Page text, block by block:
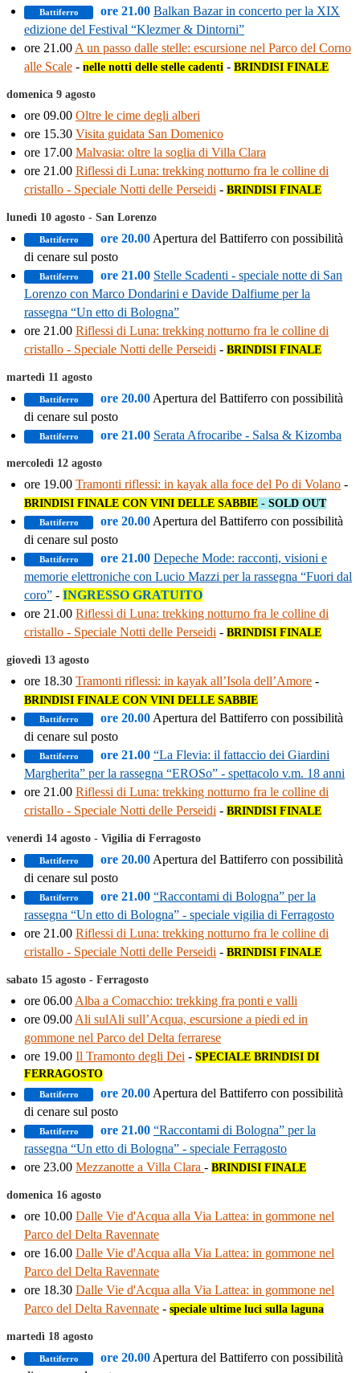
Battiferro ore 21.00 Balkan Bazar in concerto per la XIX
edizione del Festival “Klezmer & Dintorni”
ore 21.00 A un passo dalle stelle: escursione nel Parco del Corno
alle Scale - nelle notti delle stelle cadenti - BRINDISI FINALE
domenica 9 agosto
ore 09.00 Oltre le cime degli alberi
ore 15.30 Visita guidata San Domenico
ore 17.00 Malvasia: oltre la soglia di Villa Clara
ore 21.00 Riflessi di Luna: trekking notturno fra le colline di
cristallo - Speciale Notti delle Perseidi - BRINDISI FINALE
lunedì 10 agosto - San Lorenzo
Battiferro ore 20.00 Apertura del Battiferro con possibilità
di cenare sul posto
Battiferro ore 21.00 Stelle Scadenti - speciale notte di San
Lorenzo con Marco Dondarini e Davide Dalfiume per la
rassegna “Un etto di Bologna”
ore 21.00 Riflessi di Luna: trekking notturno fra le colline di
cristallo - Speciale Notti delle Perseidi - BRINDISI FINALE
martedì 11 agosto
Battiferro ore 20.00 Apertura del Battiferro con possibilità
di cenare sul posto
Battiferro ore 21.00 Serata Afrocaribe - Salsa & Kizomba
mercoledì 12 agosto
ore 19.00 Tramonti riflessi: in kayak alla foce del Po di Volano -
BRINDISI FINALE CON VINI DELLE SABBIE - SOLD OUT
Battiferro ore 20.00 Apertura del Battiferro con possibilità
di cenare sul posto
Battiferro ore 21.00 Depeche Mode: racconti, visioni e
memorie elettroniche con Lucio Mazzi per la rassegna “Fuori dal
coro” - INGRESSO GRATUITO
ore 21.00 Riflessi di Luna: trekking notturno fra le colline di
cristallo - Speciale Notti delle Perseidi - BRINDISI FINALE
giovedì 13 agosto
ore 18.30 Tramonti riflessi: in kayak all’Isola dell’Amore -
BRINDISI FINALE CON VINI DELLE SABBIE
Battiferro ore 20.00 Apertura del Battiferro con possibilità
di cenare sul posto
Battiferro ore 21.00 “La Flevia: il fattaccio dei Giardini
Margherita” per la rassegna “EROSo” - spettacolo v.m. 18 anni
ore 21.00 Riflessi di Luna: trekking notturno fra le colline di
cristallo - Speciale Notti delle Perseidi - BRINDISI FINALE
venerdì 14 agosto - Vigilia di Ferragosto
Battiferro ore 20.00 Apertura del Battiferro con possibilità
di cenare sul posto
Battiferro ore 21.00 “Raccontami di Bologna” per la
rassegna “Un etto di Bologna” - speciale vigilia di Ferragosto
ore 21.00 Riflessi di Luna: trekking notturno fra le colline di
cristallo - Speciale Notti delle Perseidi - BRINDISI FINALE
sabato 15 agosto - Ferragosto
ore 06.00 Alba a Comacchio: trekking fra ponti e valli
ore 09.00 Ali sulAli sull’Acqua, escursione a piedi ed in
gommone nel Parco del Delta ferrarese
ore 19.00 Il Tramonto degli Dei - SPECIALE BRINDISI DI
FERRAGOSTO
Battiferro ore 20.00 Apertura del Battiferro con possibilità
di cenare sul posto
Battiferro ore 21.00 “Raccontami di Bologna” per la
rassegna “Un etto di Bologna” - speciale Ferragosto
ore 23.00 Mezzanotte a Villa Clara - BRINDISI FINALE
domenica 16 agosto
ore 10.00 Dalle Vie d'Acqua alla Via Lattea: in gommone nel
Parco del Delta Ravennate
ore 16.00 Dalle Vie d'Acqua alla Via Lattea: in gommone nel
Parco del Delta Ravennate
ore 18.30 Dalle Vie d'Acqua alla Via Lattea: in gommone nel
Parco del Delta Ravennate - speciale ultime luci sulla laguna
martedì 18 agosto
Battiferro ore 20.00 Apertura del Battiferro con possibilità